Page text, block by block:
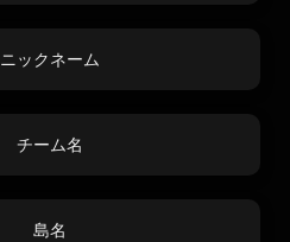
ニックネーム
チーム名
島名